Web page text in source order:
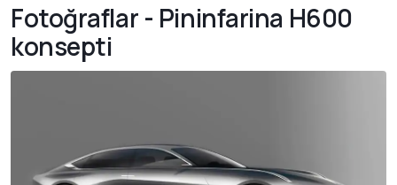
Fotoğraflar - Pininfarina H600
konsepti